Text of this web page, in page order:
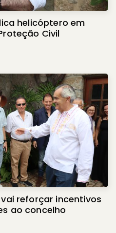
helicóptero em
Civil
reforçar incentivos
ao concelho